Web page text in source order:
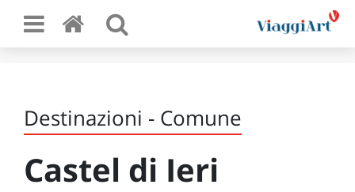
Destinazioni - Comune
Castel di Ieri